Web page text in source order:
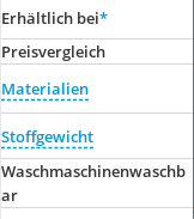
Erhältlich bei*
Preis­vergleich
Materialien
Stoffgewicht
Waschmaschinenwaschb
ar